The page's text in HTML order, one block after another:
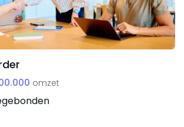
omzet